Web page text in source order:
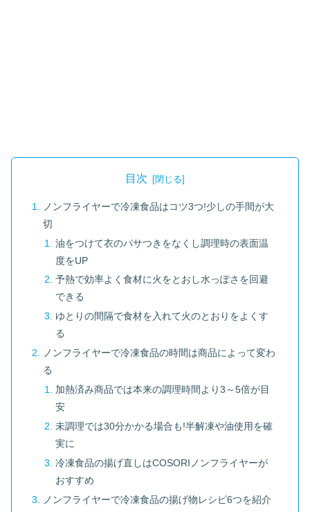
目次
ノンフライヤーで冷凍食品はコツ3つ!少しの手間が大
切
油をつけて衣のパサつきをなくし調理時の表面温
度をUP
予熱で効率よく食材に火をとおし水っぽさを回避
できる
ゆとりの間隔で食材を入れて火のとおりをよくす
る
ノンフライヤーで冷凍食品の時間は商品によって変わ
る
加熱済み商品では本来の調理時間より3～5倍が目
安
未調理では30分かかる場合も!半解凍や油使用を確
実に
冷凍食品の揚げ直しはCOSORIノンフライヤーが
おすすめ
ノンフライヤーで冷凍食品の揚げ物レシピ6つを紹介